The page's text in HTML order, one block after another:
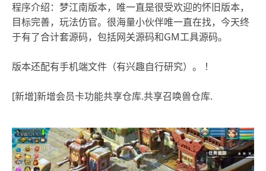
程序介绍：梦江南版本，唯一直是很受欢迎的怀旧版本，
目标完善，玩法仿官。很海量小伙伴唯一直在找，今天终
于有了合计套源码，包括网关源码和GM工具源码。
版本还配有手机端文件（有兴趣自行研究）。 ！
[新增]新增会员卡功能共享仓库.共享召唤兽仓库.